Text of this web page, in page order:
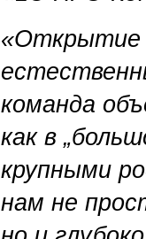
«Открытие
команда
как в
крупными
нам не